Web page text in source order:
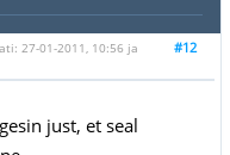
#12
27-01-2011, 10:56 ja
just, et seal